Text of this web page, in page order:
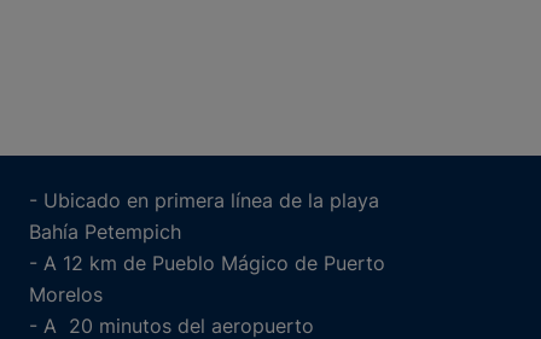
- Ubicado en primera línea de la playa
Bahía Petempich
- A 12 km de Pueblo Mágico de Puerto
Morelos
- A 20 minutos del aeropuerto